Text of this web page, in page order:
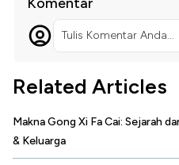
Tulis Komentar Anda...
Related Articles
Makna Gong Xi Fa Cai: Sejarah
& Keluarga